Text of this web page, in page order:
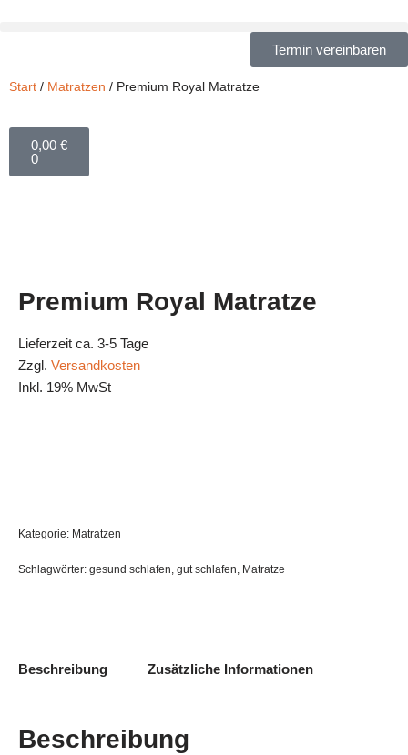
springen
Termin vereinbaren
Start / Matratzen / Premium Royal Matratze
0,00 €
0
Premium Royal Matratze
Lieferzeit ca. 3-5 Tage
Zzgl. Versandkosten
Inkl. 19% MwSt
Kategorie: Matratzen
Schlagwörter: gesund schlafen, gut schlafen, Matratze
Beschreibung Zusätzliche Informationen
Beschreibung